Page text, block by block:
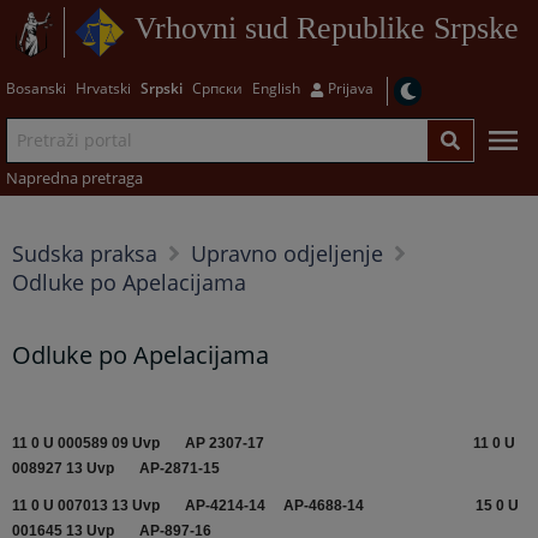
Vrhovni sud Republike Srpske
Bosanski Hrvatski Srpski Српски English Prijava
Napredna pretraga
Sudska praksa
Upravno odjeljenje
Odluke po Apelacijama
Odluke po Apelacijama
11 0 U 000589 09 Uvp AP 2307-17
11 0 U
008927 13 Uvp
AP-2871-15
11 0 U 007013 13 Uvp AP-4214-14 AP-4688-14
15 0 U
001645 13 Uvp
AP-897-16